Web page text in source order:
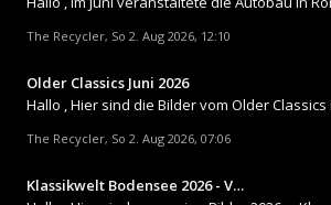
The Recycler, So 2. Aug 2026, 12:10
Older Classics Juni 2026
The Recycler, So 2. Aug 2026, 07:06
Klassikwelt Bodensee 2026 - V…